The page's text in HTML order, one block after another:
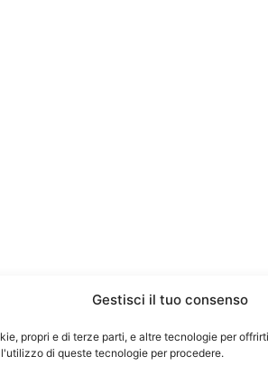
Gestisci il tuo consenso
propri e di terze parti, e altre tecnologie per
di queste tecnologie per procedere.